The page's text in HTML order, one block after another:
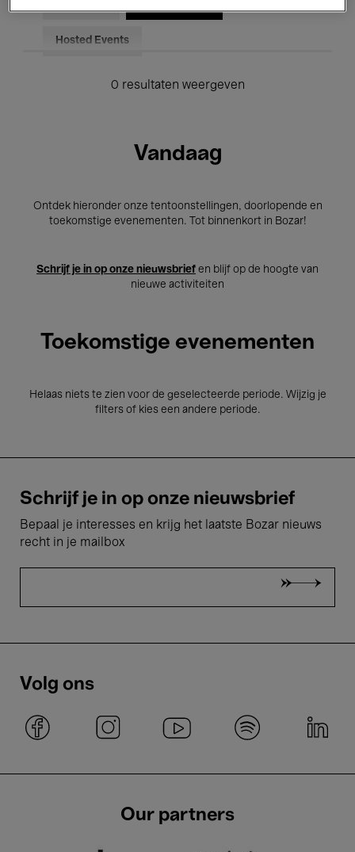
Hosted Events
0 resultaten weergeven
Vandaag
Ontdek hieronder onze tentoonstellingen, doorlopende en
toekomstige evenementen. Tot binnenkort in Bozar!
Schrijf je in op onze nieuwsbrief en blijf op de hoogte van
nieuwe activiteiten
Toekomstige evenementen
Helaas niets te zien voor de geselecteerde periode. Wijzig je
filters of kies een andere periode.
Schrijf je in op onze nieuwsbrief
Bepaal je interesses en krijg het laatste Bozar nieuws
recht in je mailbox
Volg ons
Our partners